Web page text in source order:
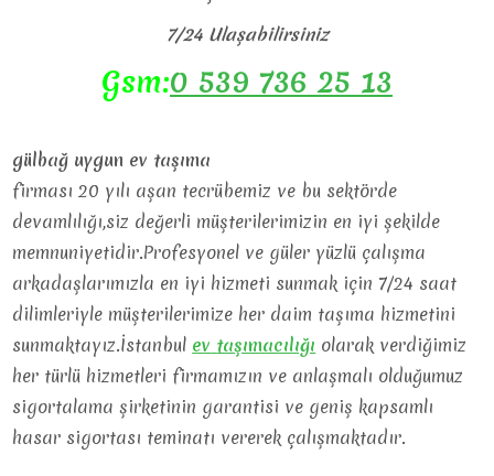
7/24 Ulaşabilirsiniz
Gsm:0 539 736 25 13
gülbağ uygun ev taşıma
firması 20 yılı aşan tecrübemiz ve bu sektörde
devamlılığı,siz değerli müşterilerimizin en iyi şekilde
memnuniyetidir.Profesyonel ve güler yüzlü çalışma
arkadaşlarımızla en iyi hizmeti sunmak için 7/24 saat
dilimleriyle müşterilerimize her daim taşıma hizmetini
sunmaktayız.İstanbul ev taşımacılığı olarak verdiğimiz
her türlü hizmetleri firmamızın ve anlaşmalı olduğumuz
sigortalama şirketinin garantisi ve geniş kapsamlı
hasar sigortası teminatı vererek çalışmaktadır.